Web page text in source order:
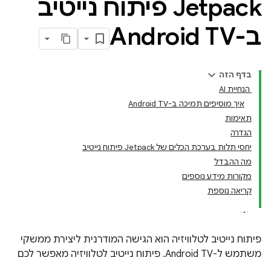
Jetpack פיתוח נייטיב
ב-Android TV
בדף הזה
‫ הנחיית AI
איך מוסיפים תמיכה ב-Android TV
תאימות
הגדרה
יחסי תלות בערכת הכלים של Jetpack פיתוח נייטיב
מה ההבדל
מקורות מידע נוספים
קריאה נוספת
פיתוח נייטיב לטלוויזיה הוא הגישה המודרנית ליצירת ממשקי
משתמש ל-Android TV. פיתוח נייטיב לטלוויזיה מאפשר לכם